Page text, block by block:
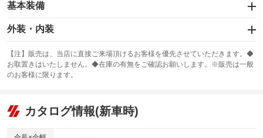
基本装備
エアバッグ：運転席/助手席
：装備あり
：装備なし
サンルーフ
：装備なし ABS
リフトアップ
：装備なし
：装備なし
外装・内装
カーナビ：SDナビ
：装備あり
TV：フルセグ
：装備あり
ビジュアル：-／DVD再生
：装備あり
：装備なし
【注】販売は、当店に直接ご来場頂けるお客様を優先させていただきます。◆
お取置きはいたしません。◆在庫の有無をご確認お願いします。※販売は一般
のお客様に限ります。
カタログ情報(新車時)